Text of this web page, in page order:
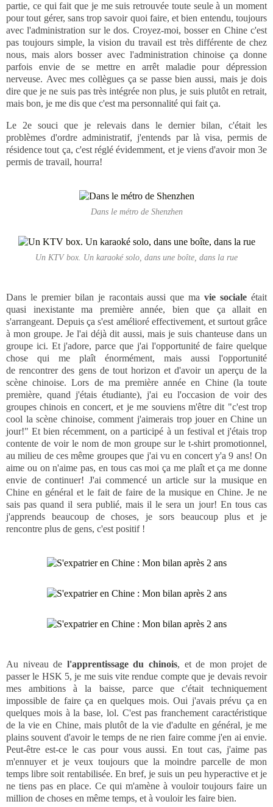
partie, ce qui fait que je me suis retrouvée toute seule à un moment
pour tout gérer, sans trop savoir quoi faire, et bien entendu, toujours
avec l'administration sur le dos. Croyez-moi, bosser en Chine c'est
pas toujours simple, la vision du travail est très différente de chez
nous, mais alors bosser avec l'administration chinoise ça donne
parfois envie de se mettre en arrêt maladie pour dépression
nerveuse. Avec mes collègues ça se passe bien aussi, mais je dois
dire que je ne suis pas très intégrée non plus, je suis plutôt en retrait,
mais bon, je me dis que c'est ma personnalité qui fait ça.
Le 2e souci que je relevais dans le dernier bilan, c'était les
problèmes d'ordre administratif, j'entends par là visa, permis de
résidence tout ça, c'est réglé évidemment, et je viens d'avoir mon 3e
permis de travail, hourra!
Dans le métro de Shenzhen
Un KTV box. Un karaoké solo, dans une boîte, dans la rue
Dans le premier bilan je racontais aussi que mavie sociale était
quasi inexistante ma première année, bien que ça allait en
s'arrangeant. Depuis ça s'est amélioré effectivement, et surtout grâce
à mon groupe. Je l'ai déjà dit aussi, mais je suis chanteuse dans un
groupe ici. Et j'adore, parce que j'ai l'opportunité de faire quelque
chose qui me plaît énormément, mais aussi l'opportunité
de rencontrer des gens de tout horizon et d'avoir un aperçu de la
scène chinoise. Lors de ma première année en Chine (la toute
première, quand j'étais étudiante), j'ai eu l'occasion de voir des
groupes chinois en concert, et je me souviens m'être dit "c'est trop
cool la scène chinoise, comment j'aimerais trop jouer en Chine un
jour!" Et bien récemment, on a participé à un festival et j'étais trop
contente de voir le nom de mon groupe sur le t-shirt promotionnel,
au milieu de ces même groupes que j'ai vu en concert y'a 9 ans! On
aime ou on n'aime pas, en tous cas moi ça me plaît et ça me donne
envie de continuer! J'ai commencé un article sur la musique en
Chine en général et le fait de faire de la musique en Chine. Je ne
sais pas quand il sera publié, mais il le sera un jour! En tous cas
j'apprends beaucoup de choses, je sors beaucoup plus et je
rencontre plus de gens, c'est positif !
Au niveau de l'apprentissage du chinois, et de mon projet de
passer le HSK 5, je me suis vite rendue compte que je devais revoir
mes ambitions à la baisse, parce que c'était techniquement
impossible de faire ça en quelques mois. Oui j'avais prévu ça en
quelques mois à la base, lol. C'est pas franchement caractéristique
de la vie en Chine, mais plutôt de la vie d'adulte en général, je me
plains souvent d'avoir le temps de ne rien faire comme j'en ai envie.
Peut-être est-ce le cas pour vous aussi. En tout cas, j'aime pas
m'ennuyer et je veux toujours que la moindre parcelle de mon
temps libre soit rentabilisée. En bref, je suis un peu hyperactive et je
ne tiens pas en place. Ce qui m'amène à vouloir toujours faire un
million de choses en même temps, et à vouloir les faire bien.